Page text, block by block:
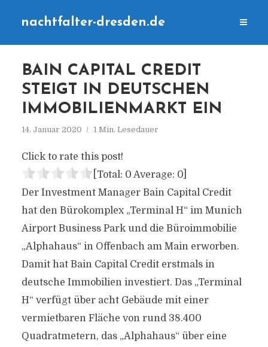
nachtfalter-dresden.de
BAIN CAPITAL CREDIT
STEIGT IN DEUTSCHEN
IMMOBILIENMARKT EIN
14. Januar 2020 1 Min. Lesedauer
Click to rate this post!
[Total: 0 Average: 0]
Der Investment Manager Bain Capital Credit
hat den Bürokomplex „Terminal H“ im Munich
Airport Business Park und die Büroimmobilie
„Alphahaus“ in Offenbach am Main erworben.
Damit hat Bain Capital Credit erstmals in
deutsche Immobilien investiert. Das „Terminal
H“ verfügt über acht Gebäude mit einer
vermietbaren Fläche von rund 38.400
Quadratmetern, das „Alphahaus“ über eine